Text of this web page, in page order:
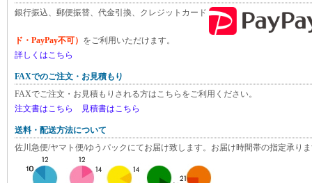
銀行振込、郵便振替、代金引換、クレジットカード
ド・PayPay不可） をご利用いただけます。
詳しくはこちら
FAXでのご注文・お見積もり
FAXでご注文・お見積もりされる方はこちらをご利用ください。
注文書はこちら
見積書はこちら
送料・配送方法について
佐川急便/ヤマト便/ゆうパックにてお届け致します。お届け時間帯の指定承り